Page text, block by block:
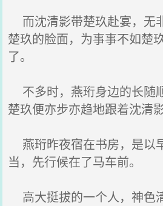
而沈清影带楚玖赴宴，无
楚玖的脸面，为事事不如楚
了。
不多时，燕珩身边的长随
楚玖便亦步亦趋地跟着沈清
燕珩昨夜宿在书房，是以
当，先行候在了马车前。
高大挺拔的一个人，神色